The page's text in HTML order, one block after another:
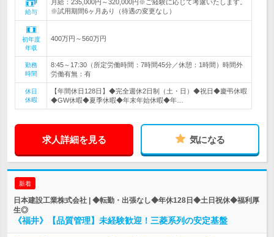
給与
月給：235,000円～320,000円※ご経験に応じて考慮いたします。
※試用期間6ヶ月あり（待遇の変更なし）
初年度
年収
400万円～560万円
勤務
時間
8:45～17:30（所定労働時間：7時間45分／休憩：1時間）時間外
労働有無：有
休日
休暇
【年間休日128日】◆完全週休2日制（土・日）◆祝日◆慶弔休暇
◆GW休暇◆夏季休暇◆年末年始休暇◆年…
求人詳細を見る 気になる
新着
日本建設工業株式会社 | ◆転勤・出張なし◆年休128日◆土日祝休◆福利厚
生◎
《福井》【品質管理】未経験歓迎！三菱系列の安定基盤